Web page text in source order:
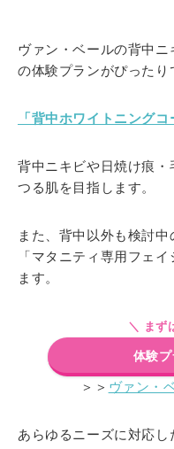
ヴァン・ベールの背中
の体験プランがぴったり
「背中ホワイトニングコ
背中ニキビや日焼け痕
つる肌を目指します。
また、背中以外も検討中
「マタニティ専用フェ
ます。
＼ まず
体験
＞＞ ヴァン・
あらゆるニーズに対応